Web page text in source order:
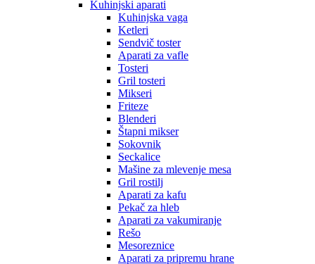
Kuhinjski aparati
Kuhinjska vaga
Ketleri
Sendvič toster
Aparati za vafle
Tosteri
Gril tosteri
Mikseri
Friteze
Blenderi
Štapni mikser
Sokovnik
Seckalice
Mašine za mlevenje mesa
Gril rostilj
Aparati za kafu
Pekač za hleb
Aparati za vakumiranje
Rešo
Mesoreznice
Aparati za pripremu hrane